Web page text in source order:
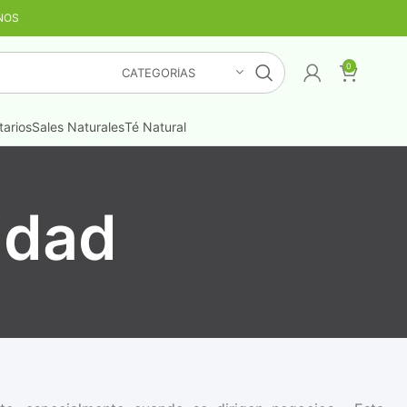
CATEGORÍAS 0
Sales NaturalesTé Natural